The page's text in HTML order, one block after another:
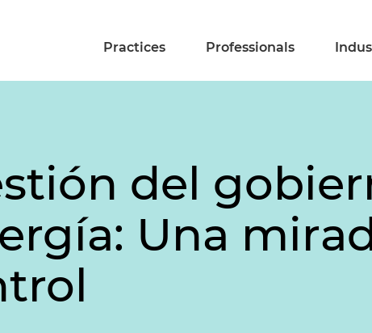
Practices Professionals
del
Una